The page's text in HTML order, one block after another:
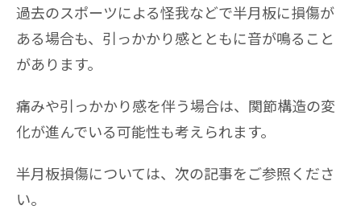
過去のスポーツによる怪我などで半月板に損傷が
ある場合も、引っかかり感とともに音が鳴ること
があります。
痛みや引っかかり感を伴う場合は、関節構造の変
化が進んでいる可能性も考えられます。
半月板損傷については、次の記事をご参照くださ
い。